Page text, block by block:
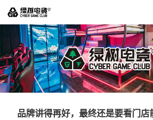
品牌讲得再好，最终还是要看门